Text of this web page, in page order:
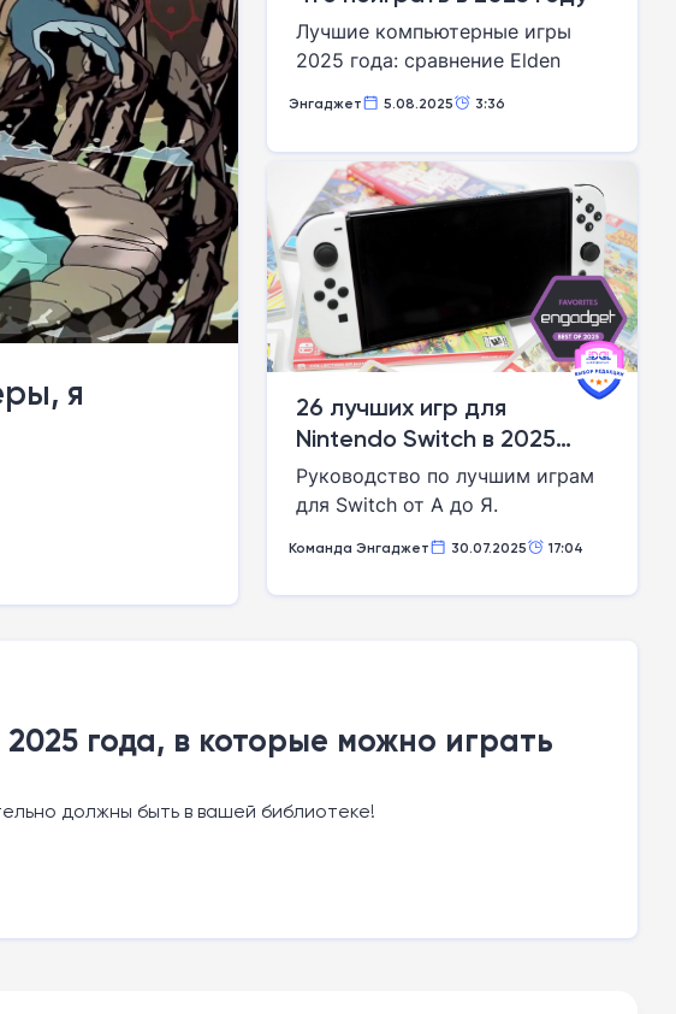
я
Лучшие компьютерные игры
2025 года: сравнение Elden
Ring, The Walking Dead и Baldur’s
Gate 3. Какие проекты стали
хитами?
Энгаджет 5.08.2025 3:36
26 лучших игр для
Nintendo Switch в 2025
году
Руководство по лучшим играм
для Switch от А до Я.
Команда Энгаджет 30.07.2025 17:04
года, в которые можно играть
должны быть в вашей библиотеке!